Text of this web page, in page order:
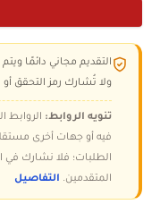
التقديم مجاني دائمًا
ولا تُشارك رمز التحقق
تنويه الروابط: الروابط
فيه أو جهات أخرى
الطلبات؛ فلا نشارك في
المتقدمين. التفاصيل